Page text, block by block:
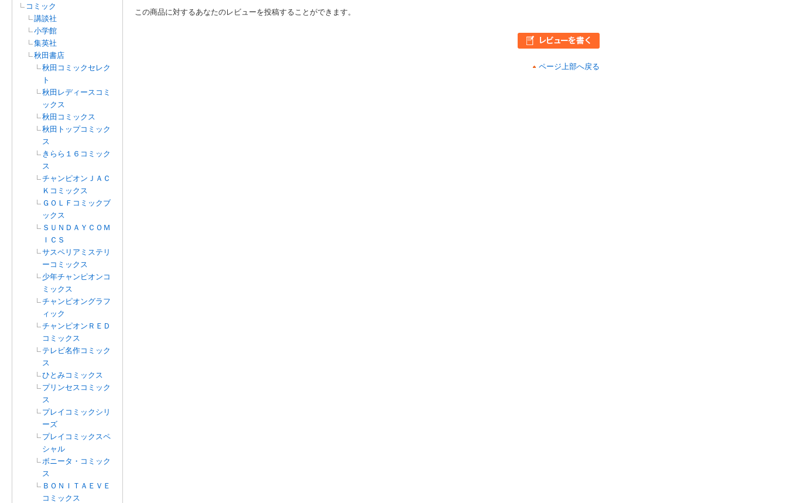
コミック
講談社
小学館
集英社
秋田書店
秋田コミックセレク
ト
秋田レディースコミ
ックス
秋田コミックス
秋田トップコミック
ス
きらら１６コミック
ス
チャンピオンＪＡＣ
Ｋコミックス
ＧＯＬＦコミックブ
ックス
ＳＵＮＤＡＹＣＯＭ
ＩＣＳ
サスペリアミステリ
ーコミックス
少年チャンピオンコ
ミックス
チャンピオングラフ
ィック
チャンピオンＲＥＤ
コミックス
テレビ名作コミック
ス
ひとみコミックス
プリンセスコミック
ス
プレイコミックシリ
ーズ
プレイコミックスペ
シャル
ボニータ・コミック
ス
ＢＯＮＩＴＡＥＶＥ
コミックス
この商品に対するあなたのレビューを投稿することができます。
ページ上部へ戻る